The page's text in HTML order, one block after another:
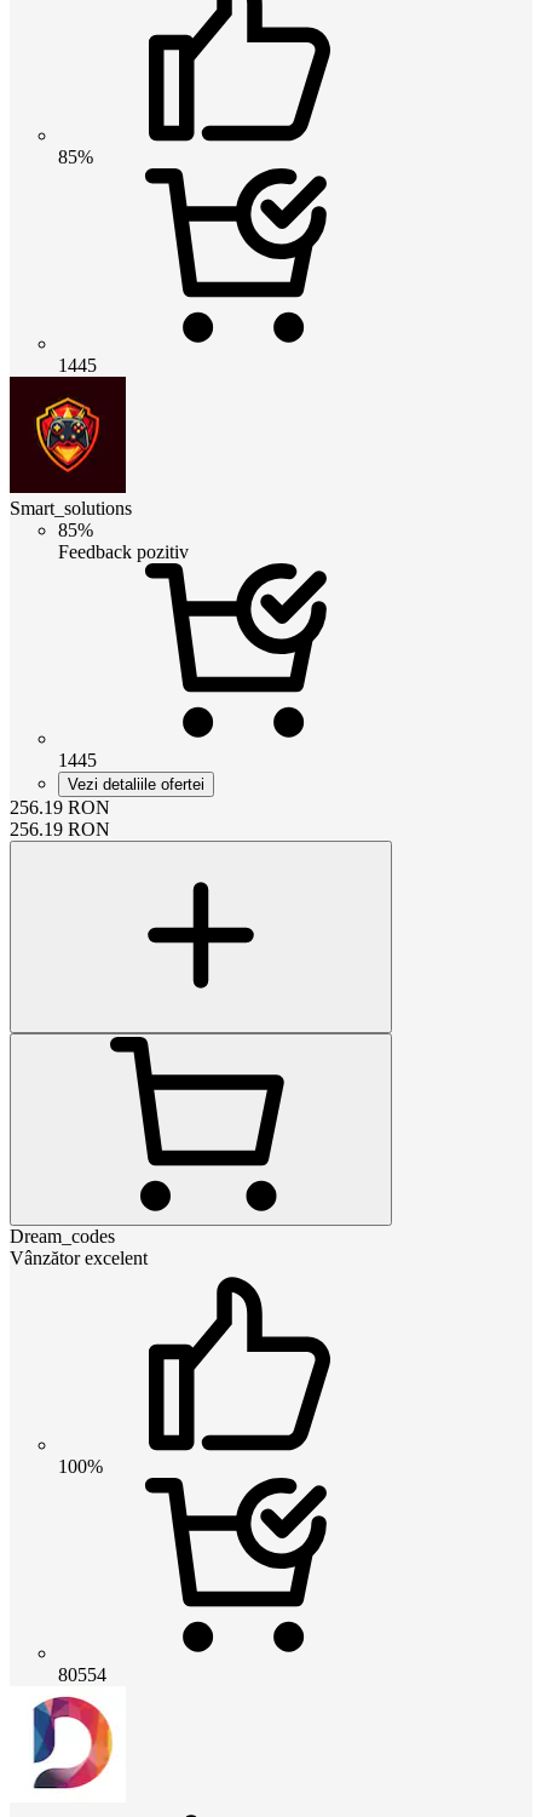
85%
1445
Smart_solutions
85%
Feedback pozitiv
1445
Vezi detaliile ofertei
256.19 RON
256.19 RON
Dream_codes
Vânzător excelent
100%
80554